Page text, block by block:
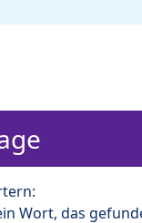
Wort, das